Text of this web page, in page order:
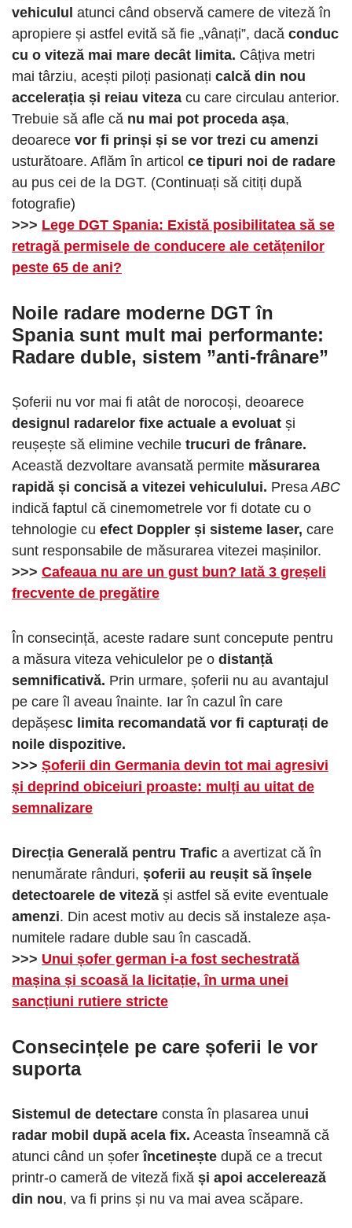
vehiculul atunci când observă camere de viteză în
apropiere și astfel evită să fie „vânați”, dacă conduc
cu o viteză mai mare decât limita. Câțiva metri
mai târziu, acești piloți pasionați calcă din nou
accelerația și reiau viteza cu care circulau anterior.
Trebuie să afle că nu mai pot proceda așa,
deoarece vor fi prinși și se vor trezi cu amenzi
usturătoare. Aflăm în articol ce tipuri noi de radare
au pus cei de la DGT. (Continuați să citiți după
fotografie)
>>> Lege DGT Spania: Există posibilitatea să se
retragă permisele de conducere ale cetățenilor
peste 65 de ani?
Noile radare moderne DGT în
Spania sunt mult mai performante:
Radare duble, sistem ”anti-frânare”
Șoferii nu vor mai fi atât de norocoși, deoarece
designul radarelor fixe actuale a evoluat și
reușește să elimine vechile trucuri de frânare.
Această dezvoltare avansată permite măsurarea
rapidă și concisă a vitezei vehiculului. Presa ABC
indică faptul că cinemometrele vor fi dotate cu o
tehnologie cu efect Doppler și sisteme laser, care
sunt responsabile de măsurarea vitezei mașinilor.
>>> Cafeaua nu are un gust bun? Iată 3 greșeli
frecvente de pregătire
În consecință, aceste radare sunt concepute pentru
a măsura viteza vehiculelor pe o distanță
semnificativă. Prin urmare, șoferii nu au avantajul
pe care îl aveau înainte. Iar în cazul în care
depășesc limita recomandată vor fi capturați de
noile dispozitive.
>>> Șoferii din Germania devin tot mai agresivi
și deprind obiceiuri proaste: mulți au uitat de
semnalizare
Direcția Generală pentru Trafic a avertizat că în
nenumărate rânduri, șoferii au reușit să înșele
detectoarele de viteză și astfel să evite eventuale
amenzi. Din acest motiv au decis să instaleze așa-
numitele radare duble sau în cascadă.
>>> Unui șofer german i-a fost sechestrată
mașina și scoasă la licitație, în urma unei
sancțiuni rutiere stricte
Consecințele pe care șoferii le vor
suporta
Sistemul de detectare consta în plasarea unui
radar mobil după acela fix. Aceasta înseamnă că
atunci când un șofer încetinește după ce a trecut
printr-o cameră de viteză fixă ​​și apoi accelerează
din nou, va fi prins și nu va mai avea scăpare.